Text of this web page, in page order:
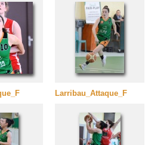
Larribau_Attaque_F